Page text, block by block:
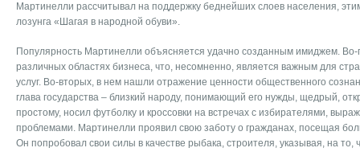
Мартинелли рассчитывал на поддержку беднейших слоев населения,
лозунга «Шагая в народной обуви».
Популярность Мартинелли объясняется удачно созданным имиджем.
различных областях бизнеса, что, несомненно, является важным для
услуг. Во-вторых, в нем нашли отражение ценности общественного
глава государства – близкий народу, понимающий его нужды, щедрый,
простому, носил футболку и кроссовки на встречах с избирателями,
проблемами. Мартинелли проявил свою заботу о гражданах, посещая
Он попробовал свои силы в качестве рыбака, строителя, указывая, на то,